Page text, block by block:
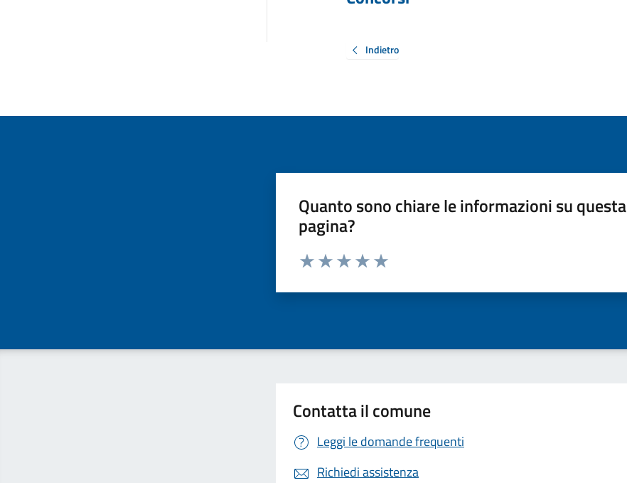
Indietro
Quanto sono chiare le informazioni su questa
pagina?
Valuta da 1 a 5 stelle la pagina
Contatta il comune
Leggi le domande frequenti
Richiedi assistenza